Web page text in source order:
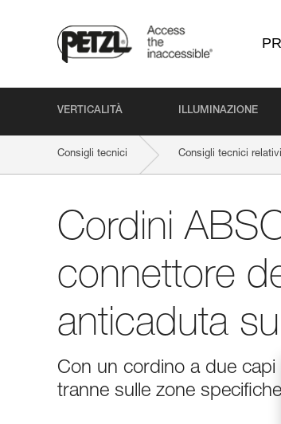
VERTICALITÀ ILLUMINAZIONE
Consigli tecnici Consigli tecnici
Cordini
connettore
anticaduta
Con un cordino a due capi
tranne sulle zone